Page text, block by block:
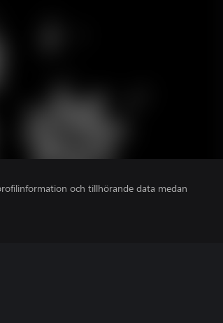
och tillhörande data medan